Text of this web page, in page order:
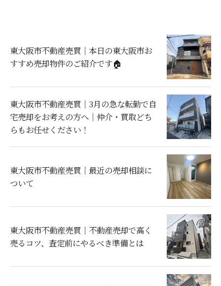
東大阪市不動産売買｜本日の東大阪市お
すすめ売却物件のご紹介です🏠
東大阪市不動産売買｜3月の急な転勤で自
宅売却をお考えの方へ｜仲介・買取どち
らもお任せください！
東大阪市不動産売買｜最近の売却相談に
ついて
東大阪市不動産売買｜不動産売却で高く
売るコツ、査定前にやるべき準備とは